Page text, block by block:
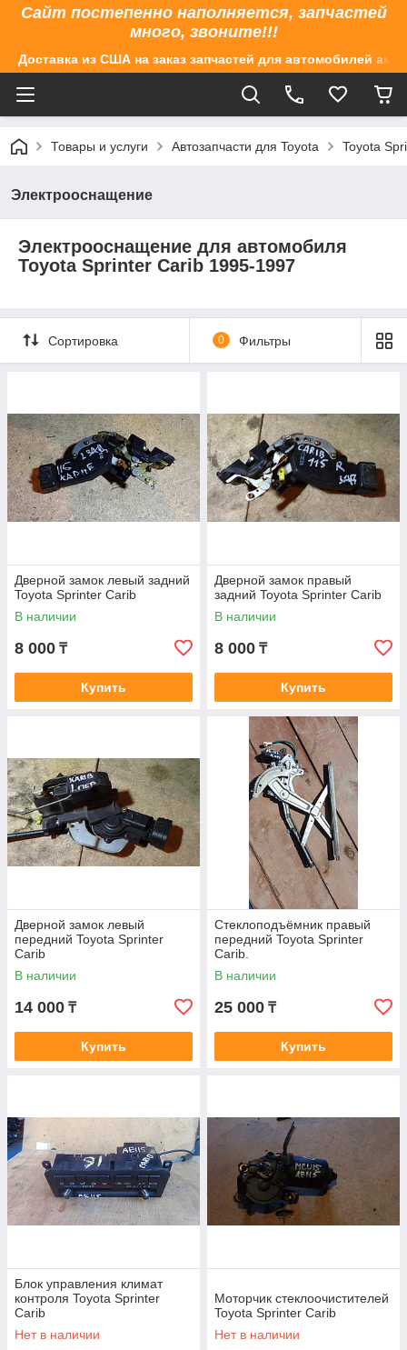
Сайт постепенно наполняется, запчастей
много, звоните!!!
Доставка из США на заказ запчастей для автомобилей
Товары и услуги Автозапчасти для Toyota Toyota
Электрооснащение
Электрооснащение для автомобиля
Toyota Sprinter Carib 1995-1997
Сортировка 0 Фильтры
Дверной замок левый задний
Toyota Sprinter Carib
В наличии
8 000 ₸
Купить
Дверной замок правый
задний Toyota Sprinter Carib
В наличии
8 000 ₸
Купить
Дверной замок левый
передний Toyota Sprinter
Carib
В наличии
14 000 ₸
Купить
Стеклоподъёмник правый
передний Toyota Sprinter
Carib.
В наличии
25 000 ₸
Купить
Блок управления климат
контроля Toyota Sprinter
Carib
Нет в наличии
Моторчик стеклоочистителей
Toyota Sprinter Carib
Нет в наличии